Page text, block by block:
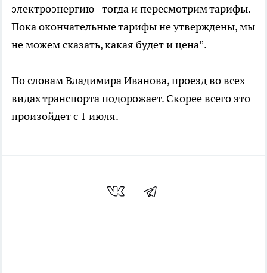
электроэнергию - тогда и пересмотрим тарифы.
Пока окончательные тарифы не утверждены, мы
не можем сказать, какая будет и цена”.
По словам Владимира Иванова, проезд во всех
видах транспорта подорожает. Скорее всего это
произойдет с 1 июля.